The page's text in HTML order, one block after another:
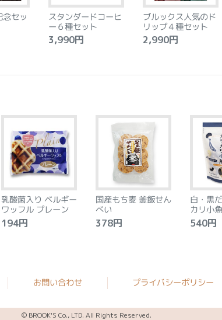
念セッ スタンダードコーヒ
ー６種セット
3,990円
ブルックス人気のド
リップ４種セット
2,990円
乳酸菌入り ベルギー
ワッフル プレーン
円
国産もち麦 釜飯せん
べい
378円
白・黒
カリ小魚
540円
お問い合わせ プライバシーポリシー
© BROOK'S Co., LTD. All Rights Reserved.